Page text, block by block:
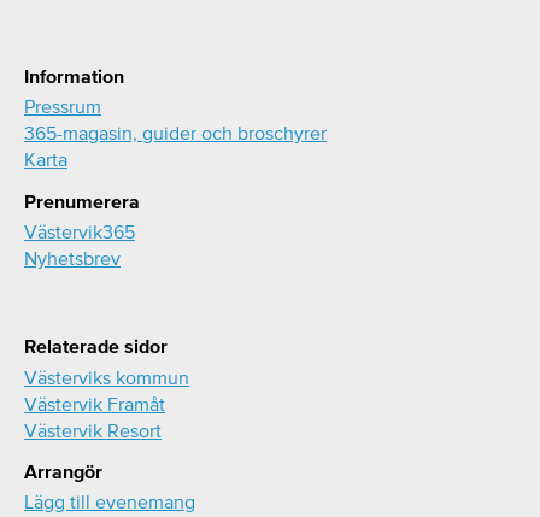
Information
Pressrum
365-magasin, guider och broschyrer
Karta
Prenumerera
Västervik365
Nyhetsbrev
Relaterade sidor
Västerviks kommun
Västervik Framåt
Västervik Resort
Arrangör
Lägg till evenemang